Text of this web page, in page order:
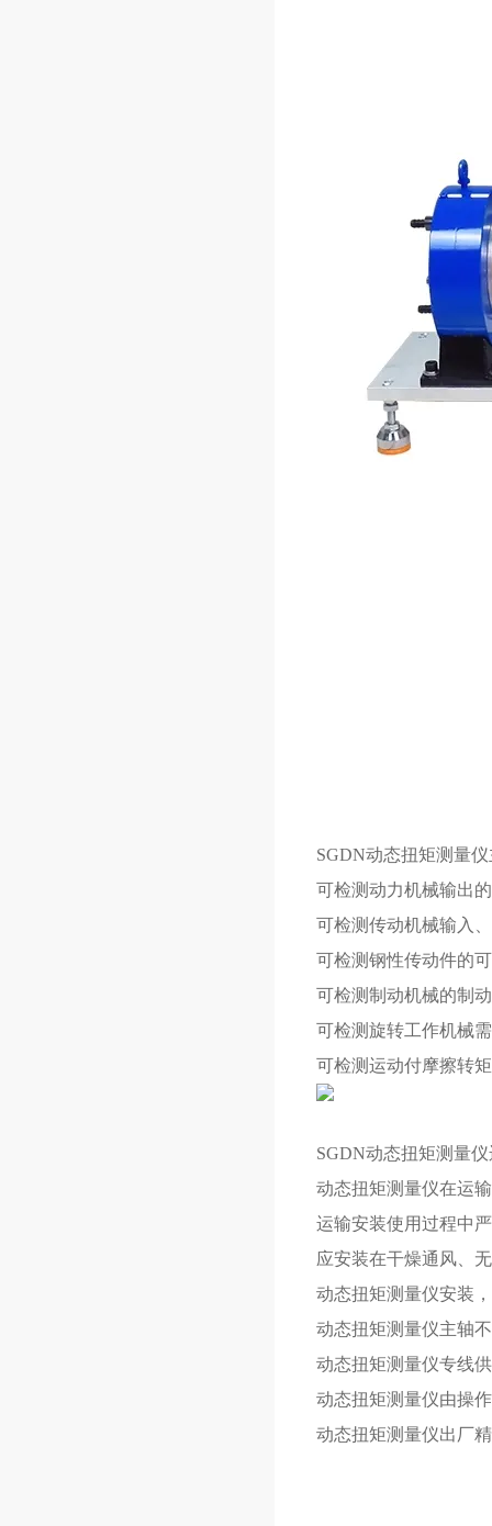
SGDN动态扭矩测量仪
可检测动力机械输出
可检测传动机械输入
可检测钢性传动件的
可检测制动机械的制
可检测旋转工作机械
可检测运动付摩擦转
SGDN动态扭矩测量仪
动态扭矩测量仪在运
运输安装使用过程中
应安装在干燥通风、
动态扭矩测量仪安装
动态扭矩测量仪主轴
动态扭矩测量仪专线
动态扭矩测量仪由操
动态扭矩测量仪出厂